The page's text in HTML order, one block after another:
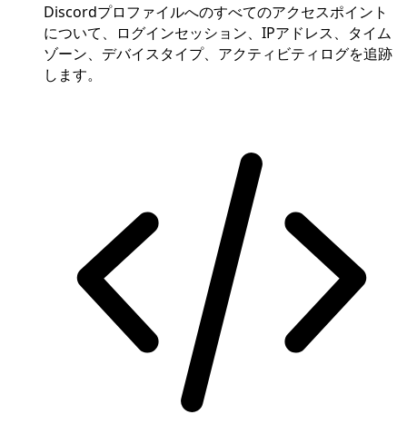
Discordプロファイルへのすべてのアクセスポイント
について、ログインセッション、IPアドレス、タイム
ゾーン、デバイスタイプ、アクティビティログを追跡
します。